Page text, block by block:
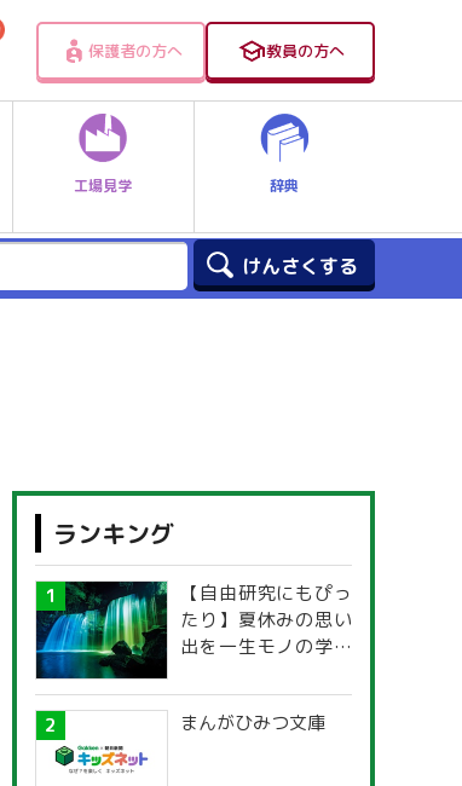
保護者の方へ 教員の方へ
工場見学 辞典
ランキング
【自由研究にもぴっ
たり】夏休みの思い
出を一生モノの学び
探究ガイド
まんがひみつ文庫